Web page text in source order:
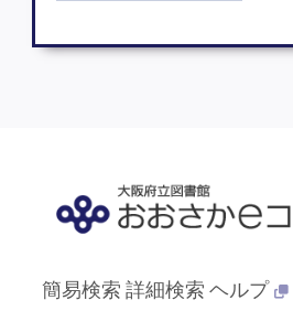
簡易検索 詳細検索 ヘルプ